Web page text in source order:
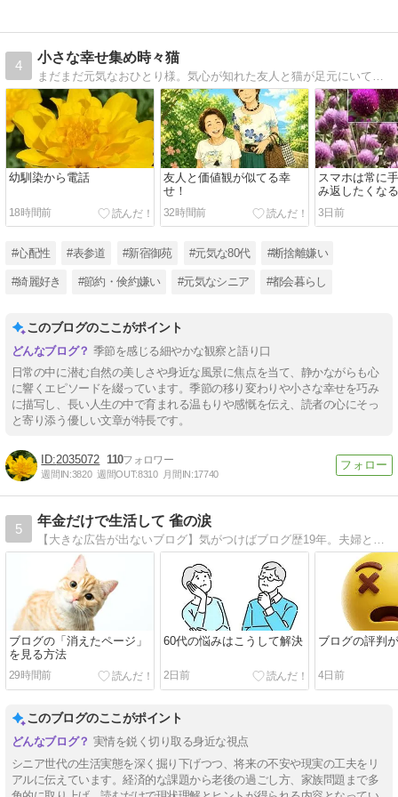
4
小さな幸せ集め時々猫
まだまだ元気なおひとり様。気心が知れた友人と猫が足元にいてビールがあれば幸せ。
幼馴染から電話
18時間前
友人と価値観が似てる幸
せ！
32時間前
スマホは常に
み返したくな
3日前
#心配性 #表参道 #新宿御苑 #元気な80代 #断捨離嫌い
#綺麗好き #節約・倹約嫌い #元気なシニア #都会暮らし
このブログのここがポイント
季節を感じる細やかな観察と語り口
日常の中に潜む自然の美しさや身近な風景に焦点を当て、静かながらも心
に響くエピソードを綴っています。季節の移り変わりや小さな幸せを巧み
に描写し、長い人生の中で育まれる温もりや感慨を伝え、読者の心にそっ
と寄り添う優しい文章が特長です。
2035072 110
週間IN:3820 週間OUT:8310 月間IN:17740
5
年金だけで生活して 雀の涙
ブログの「消えたページ」
を見る方法
29時間前
60代の悩みはこうして解決
2日前
ブログの評判
4日前
このブログのここがポイント
実情を鋭く切り取る身近な視点
シニア世代の生活実態を深く掘り下げつつ、将来の不安や現実の工夫をリ
アルに伝えています。経済的な課題から老後の過ごし方、家族問題まで多